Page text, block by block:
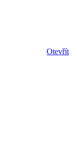
Otevřít